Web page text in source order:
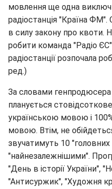
мовлення ще одна
радіостанція "Країна
в силу закону про квоти.
робити команда "Радіо ЄС"
радіостанції розпочала
ред.)
За словами
планується
українською мовою і
мовою. Втім, не
звучатимуть 10 "головних
"найнезалежнішими".
"День в історії України",
"Антисуржик", "Художня